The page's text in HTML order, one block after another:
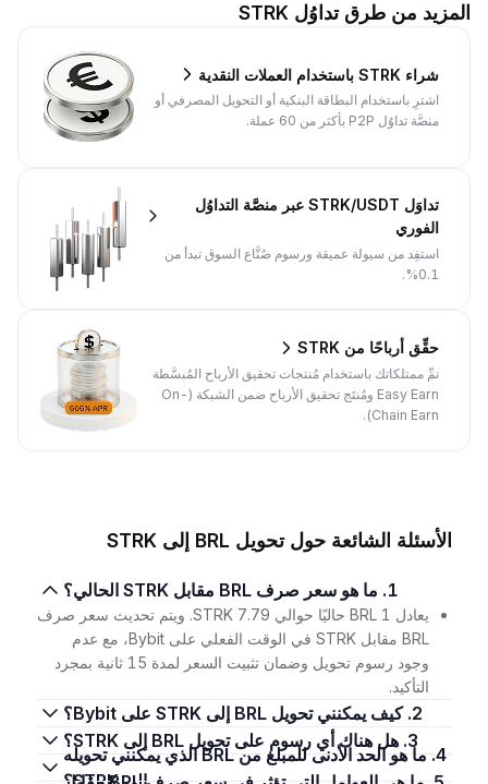
المزيد من طرق تداوُل STRK
شراء STRK باستخدام العملات النقدية
اشترِ باستخدام البطاقة البنكية أو التحويل المصرفي أو
منصَّة تداوُل P2P بأكثر من 60 عملة.
تداوَل STRK/USDT عبر منصَّة التداوُل
الفوري
استفِد من سيولة عميقة ورسوم صُنَّاع السوق تبدأ من
0.1%.
حقِّق أرباحًا من STRK
نمِّ ممتلكاتك باستخدام مُنتجات تحقيق الأرباح المُبسَّطة
Easy Earn ومُنتَج تحقيق الأرباح ضمن الشبكة (On-
Chain Earn).
الأسئلة الشائعة حول تحويل BRL إلى STRK
1. ما هو سعر صرف BRL مقابل STRK الحالي؟
يعادل 1 BRL حاليًا حوالي 7.79 STRK. ويتم تحديث سعر صرف
BRL مقابل STRK في الوقت الفعلي على Bybit، مع عدم
وجود رسوم تحويل وضمان تثبيت السعر لمدة 15 ثانية بمجرد
التأكيد.
2. كيف يمكنني تحويل BRL إلى STRK على Bybit؟
3. هل هناك أي رسوم على تحويل BRL إلى STRK؟
4. ما هو الحد الأدنى للمبلغ من BRL الذي يمكنني تحويله